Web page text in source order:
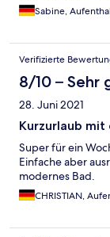
Sabine,
Verifizierte
8/10 – Sehr
28. Juni 2021
Kurzurlaub
Super für ein
Einfache aber
modernes Bad.
CHRISTIAN,